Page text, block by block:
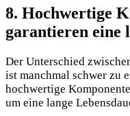
8. Hochwertige
garantieren​ eine
Der Unterschied
ist manchmal schwer zu
hochwertige
um eine lange